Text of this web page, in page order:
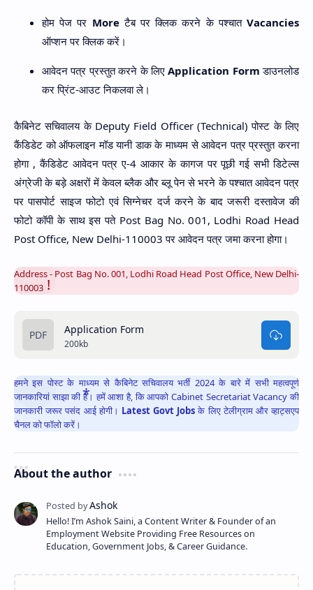
होम पेज पर Moreटैब पर क्लिक करने के पश्चातVacancies
ऑप्शन पर क्लिक करें।
आवेदन पत्र प्रस्तुत करने के लिएApplication Form डाउनलोड
कर प्रिंट-आउट निकलवा ले।
कैबिनेट सचिवालय के Deputy Field Officer (Technical) पोस्ट के लिए
कैंडिडेट को ऑफलाइन मॉड यानी डाक के माध्यम से आवेदन पत्र प्रस्तुत करना
होगा , कैंडिडेट आवेदन पत्र ए-4 आकार के कागज पर पूछी गई सभी डिटेल्स
अंग्रेजी के बड़े अक्षरों में केवल ब्लैक और ब्लू पेन से भरने के पश्चात आवेदन पत्र
पर पासपोर्ट साइज फोटो एवं सिग्नेचर दर्ज करने के बाद जरूरी दस्तावेज की
फोटो कॉपी के साथ इस पते Post Bag No. 001, Lodhi Road Head
Post Office, New Delhi-110003 पर आवेदन पत्र जमा करना होगा।
Address - Post Bag No. 001, Lodhi Road Head Post Office, New Delhi-
110003
Application Form
200kb
हमने इस पोस्ट के माध्यम से कैबिनेट सचिवालय भर्ती 2024 के बारे में सभी महत्वपूर्ण
जानकारियां साझा की है। हमें आशा है, कि आपको Cabinet Secretariat Vacancy की
जानकारी जरूर पसंद आई होगी। Latest Govt Jobsके लिए टेलीग्राम और व्हाट्सएप
चैनल को फॉलो करें।
About the author
Hello! I’m Ashok Saini, a Content Writer & Founder of an
Employment Website Providing Free Resources on
Education, Government Jobs, & Career Guidance.